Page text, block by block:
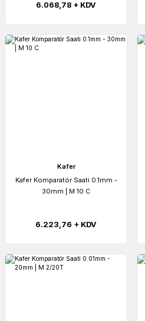
6.068,78 + KDV
Kafer
Kafer Komparatör Saati 0.1mm -
30mm | M 10 C
6.223,76 + KDV